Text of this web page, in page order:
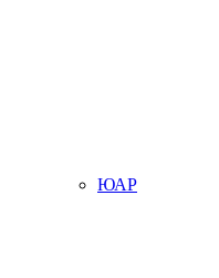
ЮАР